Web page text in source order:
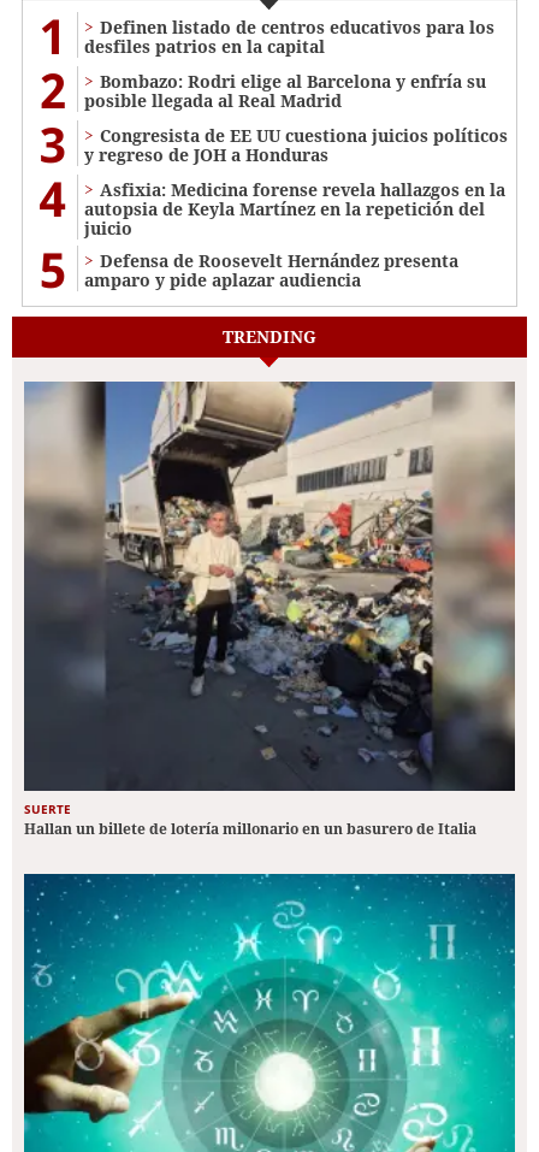
1
Definen listado de centros educativos para los
desfiles patrios en la capital
2
Bombazo: Rodri elige al Barcelona y enfría su
posible llegada al Real Madrid
3
Congresista de EE UU cuestiona juicios políticos
y regreso de JOH a Honduras
4
Asfixia: Medicina forense revela hallazgos en la
autopsia de Keyla Martínez en la repetición del
juicio
5
Defensa de Roosevelt Hernández presenta
amparo y pide aplazar audiencia
TRENDING
SUERTE
Hallan un billete de lotería millonario en un basurero de Italia